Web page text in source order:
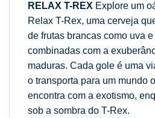
RELAX T-REX Explore um
Relax T-Rex, uma cerveja
de frutas brancas como uva
combinadas com a
maduras. Cada gole é uma
o transporta para um mundo
encontra com a exotismo,
sob a sombra do T-Rex.